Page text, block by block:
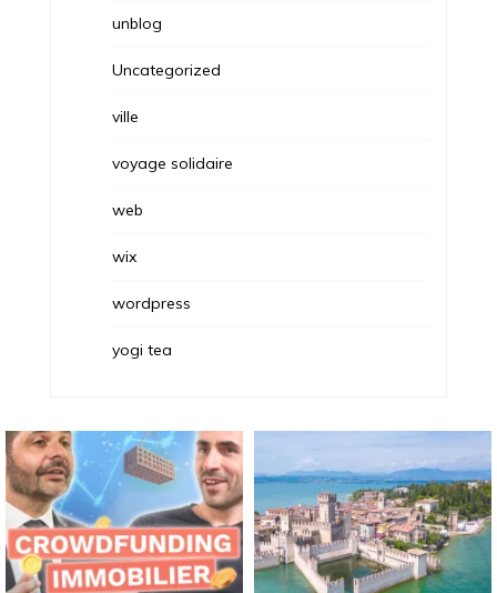
unblog
Uncategorized
ville
voyage solidaire
web
wix
wordpress
yogi tea